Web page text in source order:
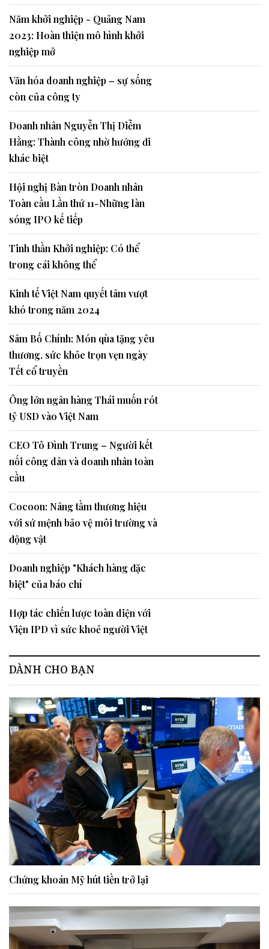
Năm khởi nghiệp - Quảng Nam
2023: Hoàn thiện mô hình khởi
nghiệp mở
Văn hóa doanh nghiệp – sự sống
còn của công ty
Doanh nhân Nguyễn Thị Diễm
Hằng: Thành công nhờ hướng đi
khác biệt
Hội nghị Bàn tròn Doanh nhân
Toàn cầu Lần thứ 11-Những làn
sóng IPO kế tiếp
Tinh thần Khởi nghiệp: Có thể
trong cái không thể
Kinh tế Việt Nam quyết tâm vượt
khó trong năm 2024
Sâm Bố Chính: Món qùa tặng yêu
thương, sức khỏe trọn vẹn ngày
Tết cổ truyền
Ông lớn ngân hàng Thái muốn rót
tỷ USD vào Việt Nam
CEO Tô Đình Trung – Người kết
nối công dân và doanh nhân toàn
cầu
Cocoon: Nâng tầm thương hiệu
với sứ mệnh bảo vệ môi trường và
động vật
Doanh nghiệp "Khách hàng đặc
biệt" của báo chí
Hợp tác chiến lược toàn diện với
Viện IPD vì sức khoẻ người Việt
DÀNH CHO BẠN
Chứng khoán Mỹ hút tiền trở lại